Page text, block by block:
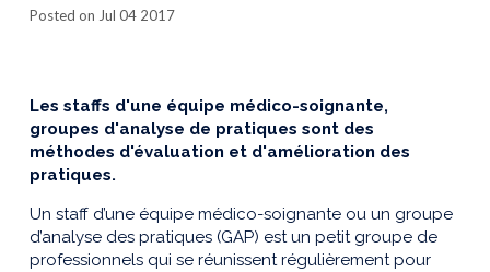
Posted on Jul 04 2017
Les staffs d'une équipe médico-soignante,
groupes d'analyse de pratiques sont des
méthodes d'évaluation et d'amélioration des
pratiques.
Un staff d’une équipe médico-soignante ou un groupe
d’analyse des pratiques (GAP) est un petit groupe de
professionnels qui se réunissent régulièrement pour